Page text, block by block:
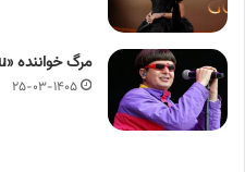
مرگ خواننده «Miss You» در سانحه هوایی + جزئیات
۲۵-۰۳-۱۴۰۵